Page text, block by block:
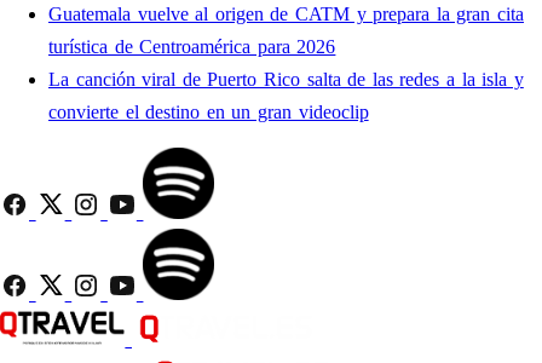
Guatemala vuelve al origen de CATM y prepara la gran cita
turística de Centroamérica para 2026
La canción viral de Puerto Rico salta de las redes a la isla y
convierte el destino en un gran videoclip